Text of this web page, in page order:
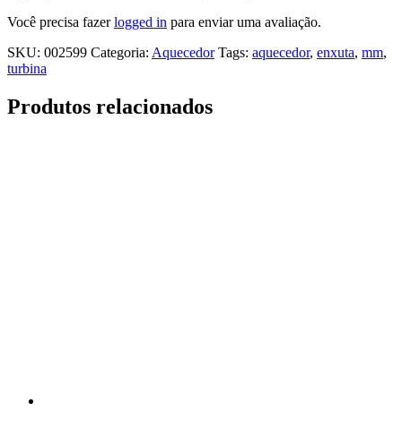
Você precisa fazerlogged in para enviar uma avaliação.
SKU: 002599 Categoria: Aquecedor Tags: aquecedor, enxuta, mm,
turbina
Produtos relacionados